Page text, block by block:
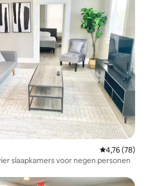
Gemiddelde
4,76 (78)
slaapkamers voor negen personen